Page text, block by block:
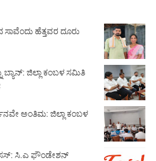
ಹೆತ್ತವರ ದೂರು
ಜಿಲ್ಲಾ ಕಂಬಳ ಸಮಿತಿ
ಅಂತಿಮ: ಜಿಲ್ಲಾ ಕಂಬಳ
ಸಿ.ಎ ಫೌಂಡೇಶನ್